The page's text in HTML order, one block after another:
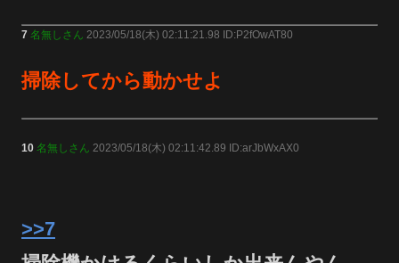
7 名無しさん 2023/05/18(木) 02:11:21.98 ID:P2fOwAT80
掃除してから動かせよ
10 名無しさん 2023/05/18(木) 02:11:42.89 ID:arJbWxAX0
>>7